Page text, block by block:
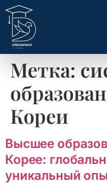
Метка:
Кореи
Высшее
Корее:
уникальный